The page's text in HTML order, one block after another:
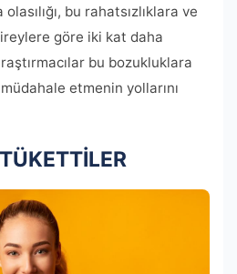
bu rahatsızlıklara ve
göre iki kat daha
bu bozukluklara
etmenin yollarını